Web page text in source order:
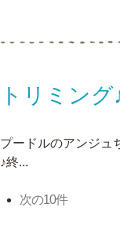
トリミング
プードルのアンジュ
♪終...
次の10件